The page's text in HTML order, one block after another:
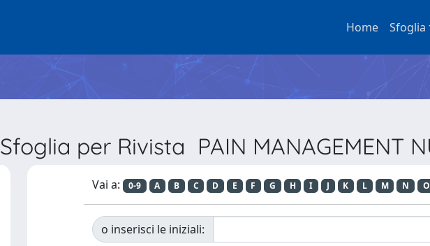
Home Sfoglia
Sfoglia per Rivista PAIN MANAGEMENT
Vai a: 0-9 A B C D E F G H I J K L M N O
o inserisci le iniziali: